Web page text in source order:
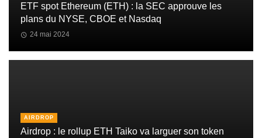
ETF spot Ethereum (ETH) : la SEC approuve les
plans du NYSE, CBOE et Nasdaq
24 mai 2024
AIRDROP
Airdrop : le rollup ETH Taiko va larguer son token